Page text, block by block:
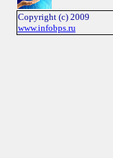
Copyright (c) 2009
www.infobps.ru